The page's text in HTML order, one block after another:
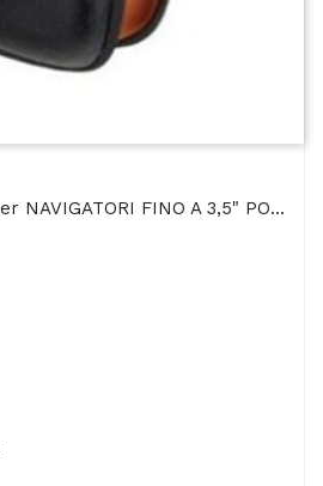
CUSTODIA RIGIDA Per NAVIGATORI FINO A 3,5" POLLICI COLORE NERO